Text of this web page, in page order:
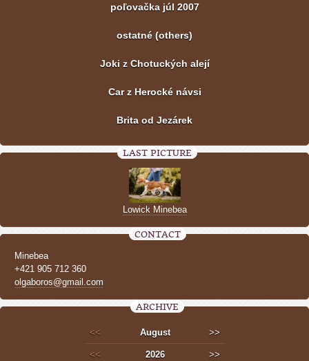
poľovačka júl 2007
ostatné (others)
Joki z Chotuckých alejí
Car z Herocké návsi
Brita od Jezárek
LAST PICTURE
Lowick Minebea
CONTACT
Minebea
+421 905 712 360
olgaboros@gmail.com
ARCHIVE
<< August >>
<< 2026 >>